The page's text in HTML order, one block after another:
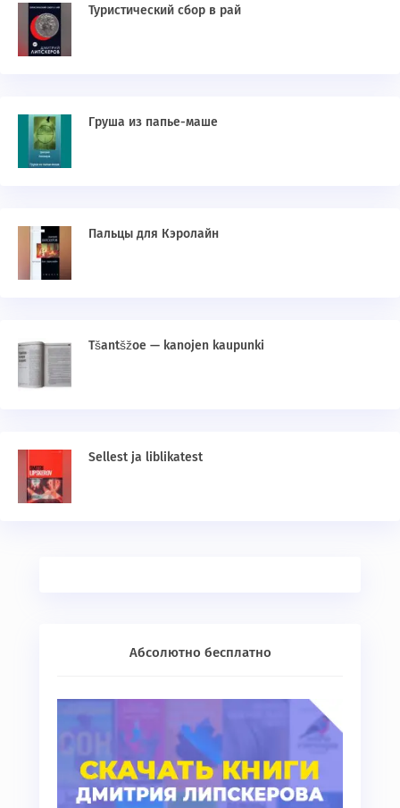
Туристический сбор в рай
Груша из папье-маше
Пальцы для Кэролайн
Tšantšžoe — kanojen kaupunki
Sellest ja liblikatest
Абсолютно бесплатно